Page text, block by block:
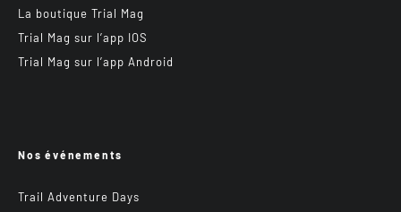
La boutique Trial Mag
Trial Mag sur l’app IOS
Trial Mag sur l’app Android
Nos événements
Trail Adventure Days